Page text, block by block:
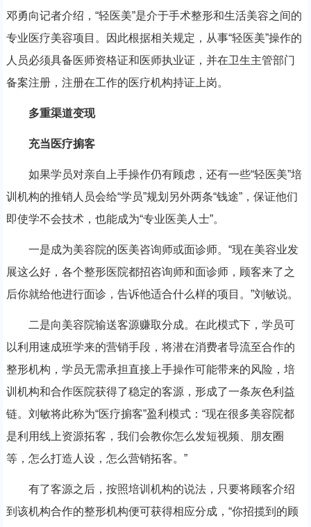
邓勇向记者介绍，“轻医美”是介于手术整形和生活美容之间的
专业医疗美容项目。因此根据相关规定，从事“轻医美”操作的
人员必须具备医师资格证和医师执业证，并在卫生主管部门
备案注册，注册在工作的医疗机构持证上岗。
多重渠道变现
充当医疗掮客
如果学员对亲自上手操作仍有顾虑，还有一些“轻医美”培
训机构的推销人员会给“学员”规划另外两条“钱途”，保证他们
即使学不会技术，也能成为“专业医美人士”。
一是成为美容院的医美咨询师或面诊师。“现在美容业发
展这么好，各个整形医院都招咨询师和面诊师，顾客来了之
后你就给他进行面诊，告诉他适合什么样的项目。”刘敏说。
二是向美容院输送客源赚取分成。在此模式下，学员可
以利用速成班学来的营销手段，将潜在消费者导流至合作的
整形机构，学员无需承担直接上手操作可能带来的风险，培
训机构和合作医院获得了稳定的客源，形成了一条灰色利益
链。刘敏将此称为“医疗掮客”盈利模式：“现在很多美容院都
是利用线上资源拓客，我们会教你怎么发短视频、朋友圈
等，怎么打造人设，怎么营销拓客。”
有了客源之后，按照培训机构的说法，只要将顾客介绍
到该机构合作的整形机构便可获得相应分成，“你招揽到的顾